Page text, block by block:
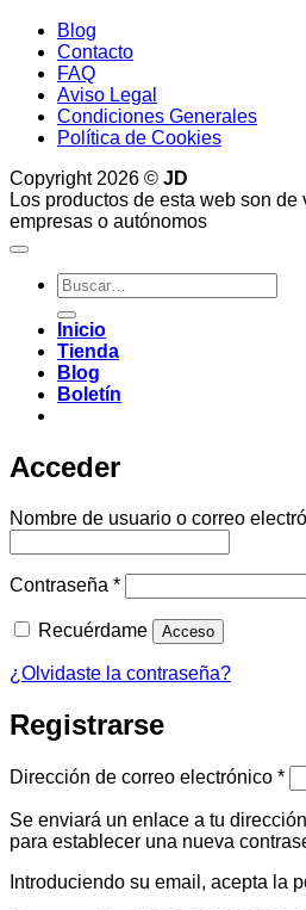
Blog
Contacto
FAQ
Aviso Legal
Condiciones Generales
Política de Cookies
Copyright 2026 © JD
Los productos de esta web son
empresas o autónomos
Buscar
por:
Inicio
Tienda
Blog
Boletín
Acceder
Nombre de usuario o correo
Contraseña *Obligatorio
Recuérdame Acceso
¿Olvidaste la contraseña?
Registrarse
Dirección de correo electrónico *
Se enviará un enlace a tu
para establecer una nueva
Introduciendo su email, acepta la